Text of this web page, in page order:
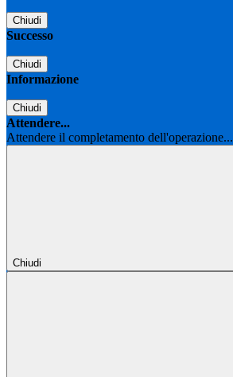
Chiudi
Successo
Chiudi
Informazione
Chiudi
Attendere...
Attendere il completamento dell'operazione...
Chiudi